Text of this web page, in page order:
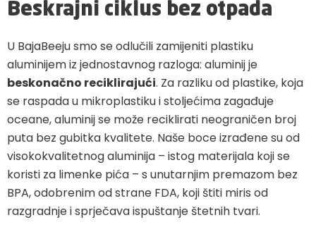
Beskrajni ciklus bez otpada
U BajaBeeju smo se odlučili zamijeniti plastiku
aluminijem iz jednostavnog razloga: aluminij je
beskonačno reciklirajući. Za razliku od plastike, koja
se raspada u mikroplastiku i stoljećima zagađuje
oceane, aluminij se može reciklirati neograničen broj
puta bez gubitka kvalitete. Naše boce izrađene su od
visokokvalitetnog aluminija – istog materijala koji se
koristi za limenke pića – s unutarnjim premazom bez
BPA, odobrenim od strane FDA, koji štiti miris od
razgradnje i sprječava ispuštanje štetnih tvari.